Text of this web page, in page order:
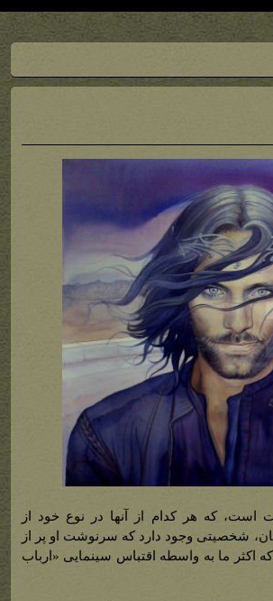
است، که هر کدام از آنها در نوع خود از
شخصیتی وجود دارد که سرنوشت او پر از
ما به واسطه اقتباس سینمایی «ارباب